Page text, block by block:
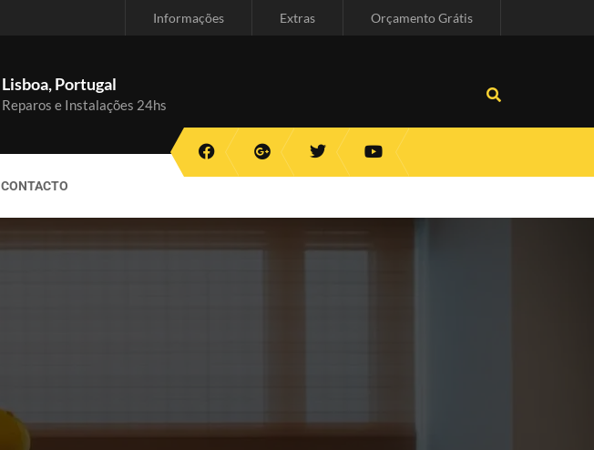
Informações Extras Orçamento Grátis
Lisboa, Portugal
Reparos e Instalações 24hs
CONTACTO